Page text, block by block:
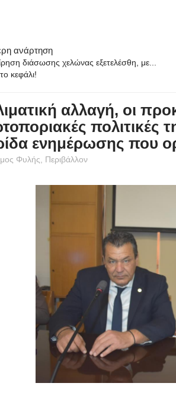
ανάρτηση
διάσωσης χελώνας εξετελέσθη, με...
κεφάλι!
αλλαγή, οι
πολιτικές
ενημέρωσης που
Φυλής Περιβάλλον